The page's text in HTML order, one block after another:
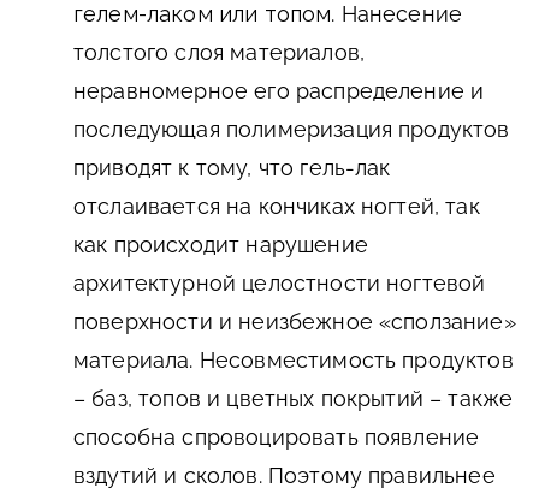
гелем-лаком или топом. Нанесение
толстого слоя материалов,
неравномерное его распределение и
последующая полимеризация продуктов
приводят к тому, что гель-лак
отслаивается на кончиках ногтей, так
как происходит нарушение
архитектурной целостности ногтевой
поверхности и неизбежное «сползание»
материала. Несовместимость продуктов
– баз, топов и цветных покрытий – также
способна спровоцировать появление
вздутий и сколов. Поэтому правильнее